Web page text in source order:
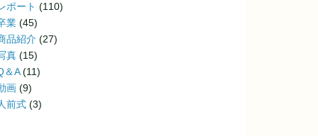
ポート (110)
業 (45)
品紹介 (27)
真 (15)
＆A(11)
画 (9)
前式 (3)